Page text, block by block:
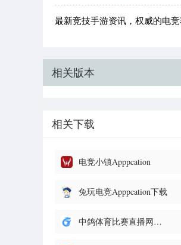
最新竞技手游资讯，权威的电
相关版本
相关下载
电竞小镇Apppcation
兔玩电竞Apppcation下载
中鸽体育比赛直播网新版 2.2.9 安卓版